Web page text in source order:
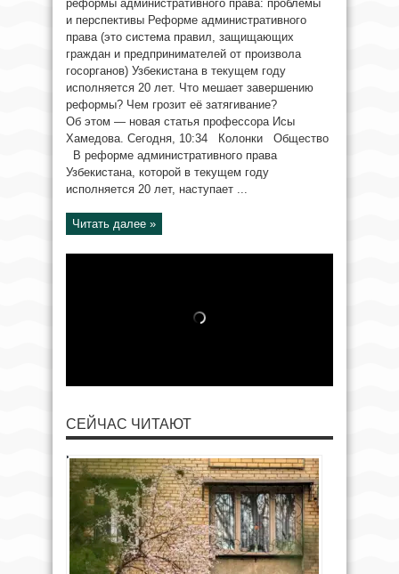
реформы административного права: проблемы
и перспективы Реформе административного
права (это система правил, защищающих
граждан и предпринимателей от произвола
госорганов) Узбекистана в текущем году
исполняется 20 лет. Что мешает завершению
реформы? Чем грозит её затягивание?
Об этом — новая статья профессора Исы
Хамедова. Сегодня, 10:34 Колонки Общество
В реформе административного права
Узбекистана, которой в текущем году
исполняется 20 лет, наступает ...
Читать далее »
СЕЙЧАС ЧИТАЮТ